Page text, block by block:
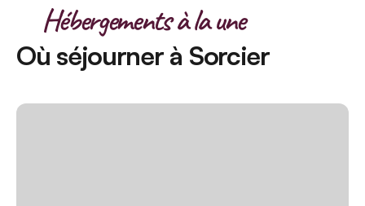
Hébergements à la une
Où séjourner à Sorcier